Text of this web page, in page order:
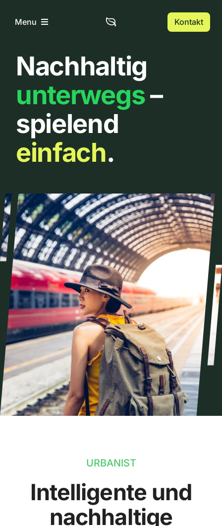
InhaltMenu
Home
Über uns
Urbanlist
Kontakt
Nachhaltig
unterwegs–
spielend
einfach.
URBANIST
Intelligente und
nachhaltige